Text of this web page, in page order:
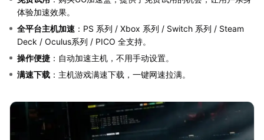
体验加速效果。
全平台主机加速 ：PS 系列 / Xbox 系列 / Switch 系列 / Steam
Deck / Oculus系列 / PICO 全支持。
操作便捷 ：自动加速主机，不用手动设置。
满速下载 ：主机游戏满速下载，一键网速拉满。